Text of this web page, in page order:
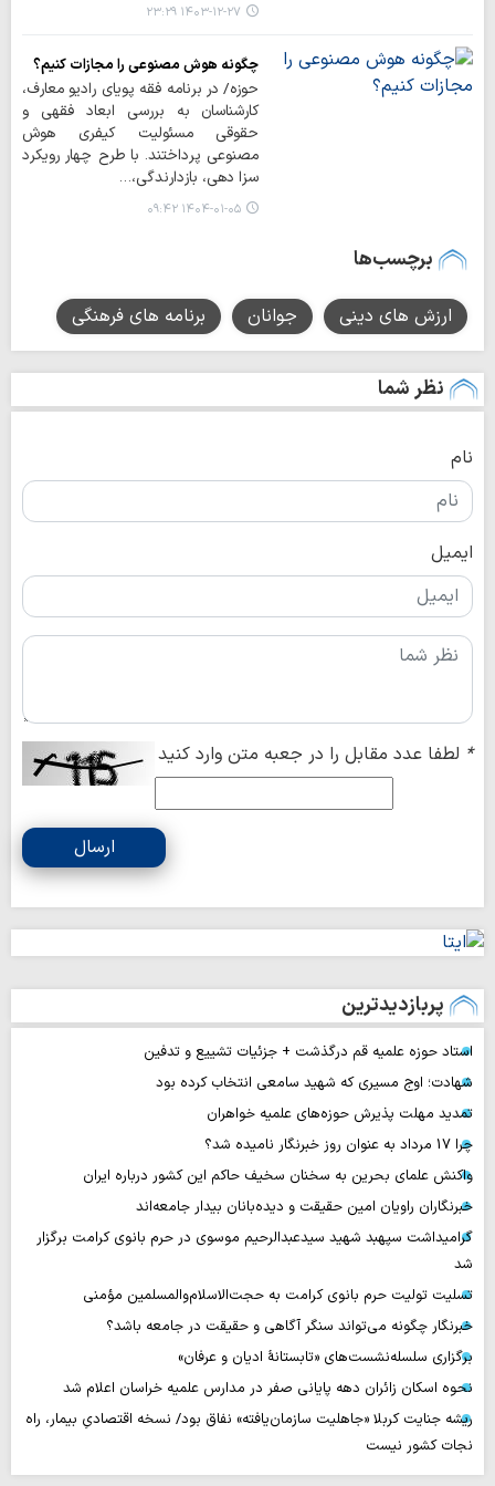
۱۴۰۳-۱۲-۲۷ ۲۳:۲۹
چگونه هوش مصنوعی را مجازات کنیم؟
حوزه/ در برنامه فقه پویای رادیو معارف،
کارشناسان به بررسی ابعاد فقهی و
حقوقی مسئولیت کیفری هوش
مصنوعی پرداختند. با طرح چهار رویکرد
سزا دهی، بازدارندگی،…
۱۴۰۴-۰۱-۰۵ ۰۹:۴۲
برچسب‌ها
ارزش های دینی جوانان برنامه های فرهنگی
نظر شما
نام
ایمیل
* لطفا عدد مقابل را در جعبه متن وارد کنید
ارسال
پربازدیدترین
استاد حوزه علمیه قم درگذشت + جزئیات تشییع و تدفین
شهادت؛ اوج مسیری که شهید سامعی انتخاب کرده بود
تمدید مهلت پذیرش حوزه‌های علمیه خواهران
چرا 17 مرداد به عنوان روز خبرنگار نامیده شد؟
واکنش علمای بحرین به سخنان سخیف حاکم این کشور درباره ایران
خبرنگاران راویان امین حقیقت و دیده‌بانان بیدار جامعه‌اند
گرامیداشت سپهبد شهید سیدعبدالرحیم موسوی در حرم بانوی کرامت برگزار
شد
تسلیت تولیت حرم بانوی کرامت به حجت‌الاسلام‌والمسلمین مؤمنی
خبرنگار چگونه می‌تواند سنگر آگاهی و حقیقت در جامعه باشد؟
برگزاری سلسله‌نشست‌های «تابستانهٔ ادیان و عرفان»
نحوه اسکان زائران دهه پایانی صفر در مدارس علمیه خراسان اعلام شد
ریشه جنایت کربلا «جاهلیت سازمان‌یافته» نفاق بود/ نسخه اقتصادیِ بیمار، راه
نجات کشور نیست